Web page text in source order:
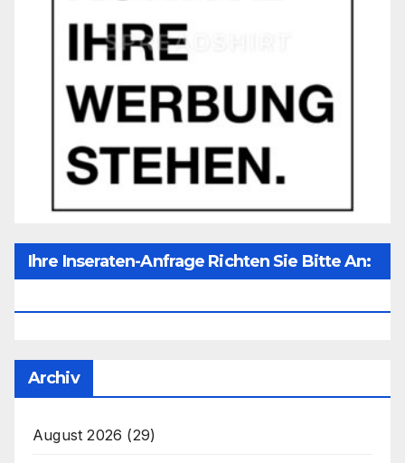
Ihre Inseraten-Anfrage Richten Sie Bitte An:
Archiv
August 2026 (29)